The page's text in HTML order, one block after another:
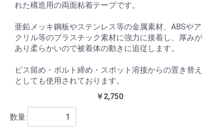
れた構造用の両面粘着テープです。
亜鉛メッキ鋼板やステンレス等の金属素材、ABSやア
クリル等のプラスチック素材に強力に接着し、厚みが
あり柔らかいので被着体の動きに追従します。
ビス留め・ボルト締め・スポット溶接からの置き替え
としても使用されております。
￥2,750
数量